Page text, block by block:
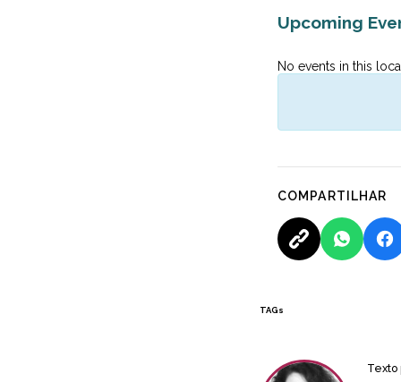
Upcoming
No events in this
COMPARTILHAR
TAGs
Texto